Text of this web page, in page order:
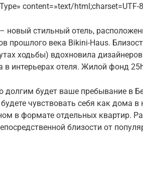
content=»text/html;charset=UTF-
новый стильный отель,
прошлого века Bikini-Haus.
ходьбы) вдохновила
в интерьерах отеля. Жилой фонд
долгим будет ваше пребывание в
чувствовать себя как дома
в формате отдельных квартир.
близости от